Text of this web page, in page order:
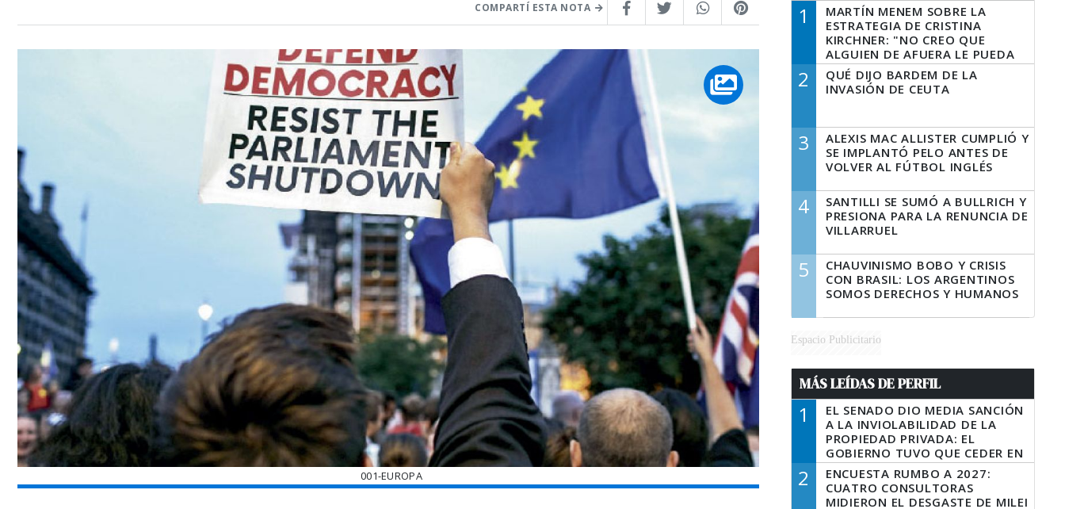
COMPARTÍ ESTA NOTA
001-EUROPA
1
MARTÍN MENEM SOBRE LA
ESTRATEGIA DE CRISTINA
KIRCHNER: "NO CREO QUE
ALGUIEN DE AFUERA LE PUEDA
DECIR A LA JUSTICIA LO QUE
TIENE QUE HACER"
2
QUÉ DIJO BARDEM DE LA
INVASIÓN DE CEUTA
3
ALEXIS MAC ALLISTER CUMPLIÓ Y
SE IMPLANTÓ PELO ANTES DE
VOLVER AL FÚTBOL INGLÉS
4
SANTILLI SE SUMÓ A BULLRICH Y
PRESIONA PARA LA RENUNCIA DE
VILLARRUEL
5
CHAUVINISMO BOBO Y CRISIS
CON BRASIL: LOS ARGENTINOS
SOMOS DERECHOS Y HUMANOS
Espacio Publicitario
MÁS LEÍDAS DE PERFIL
1
EL SENADO DIO MEDIA SANCIÓN
A LA INVIOLABILIDAD DE LA
PROPIEDAD PRIVADA: EL
GOBIERNO TUVO QUE CEDER EN
LA LEY DEL MANEJO DEL FUEGO
2
ENCUESTA RUMBO A 2027:
CUATRO CONSULTORAS
MIDIERON EL DESGASTE DE MILEI